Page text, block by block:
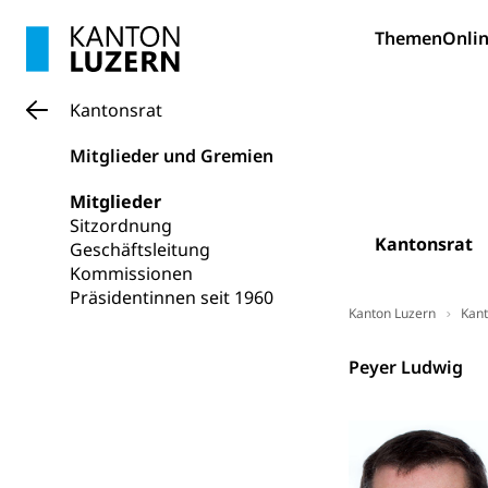
Themen
Kantonsrat
Kantonsrat
Mitglieder und Gremien
Mitglieder
Sitzordnung
Geschäftsleitung
Kommissionen
Präsidentinnen seit 1960
Kanton Luzern
Kantonsrat
Peyer Ludwig
Kirche,
Armee